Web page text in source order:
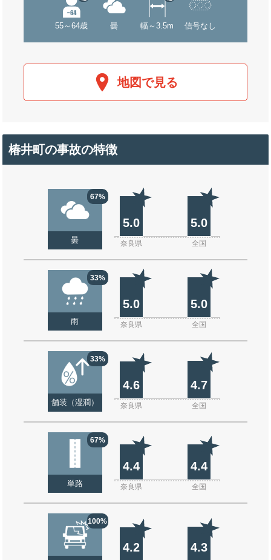
55～64歳 曇 幅～3.5m 信号なし
地図で見る
椿井町の事故の特徴
67%
曇
5.0 5.0
奈良県 全国
33%
雨
5.0 5.0
奈良県 全国
33%
舗装（湿潤）
4.6 4.7
奈良県 全国
67%
単路
4.4 4.4
奈良県 全国
100%
4.2 4.3